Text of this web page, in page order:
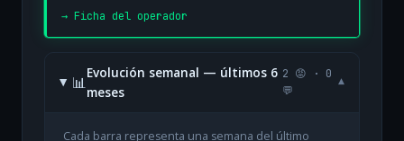
→ Ficha del operador
📊
Evolución semanal — últimos 6
meses
2 😡 · 0
💬
▾
Cada barra representa una semana del último